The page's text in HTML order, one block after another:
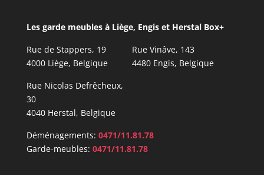
Les garde meubles à Liège, Engis et Herstal Box+
Rue de Stappers, 19
4000 Liège, Belgique
Rue Vinâve, 143
4480 Engis, Belgique
Rue Nicolas Defrêcheux,
30
4040 Herstal, Belgique
Déménagements: 0471/11.81.78
Garde-meubles: 0471/11.81.78